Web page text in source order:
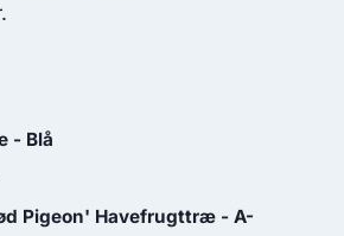
- Blå
Pigeon' Havefrugttræ - A-